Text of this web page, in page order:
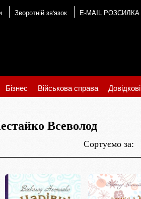
Зворотній зв'язок E-MAIL РОЗСИЛКА
Бізнес Військова справа Довідкові
Всеволод
Сортуємо за: